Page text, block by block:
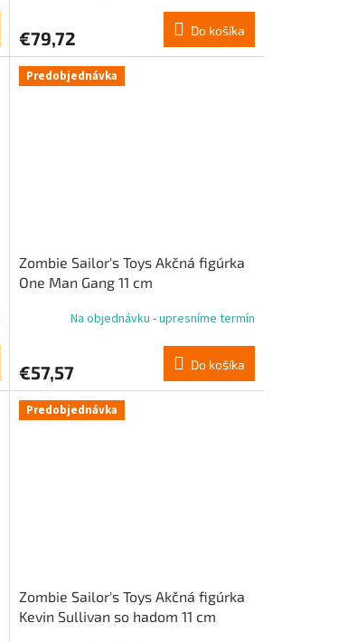
€79,72 Do košíka
Predobjednávka
Zombie Sailor's Toys Akčná figúrka
One Man Gang 11 cm
Na objednávku - upresníme termín
€57,57 Do košíka
Predobjednávka
Zombie Sailor's Toys Akčná figúrka
Kevin Sullivan so hadom 11 cm